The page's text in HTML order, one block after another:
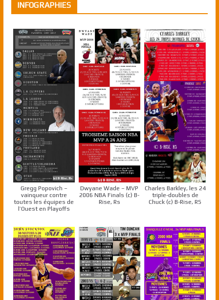
INFOGRAPHIES
Gregg Popovich –
vainqueur contre
toutes les équipes de
l’Ouest en Playoffs
Dwyane Wade – MVP
2006 NBA Finals (c) B-
Rise, Rs
Charles Barkley, les 24
triple-doubles de
Chuck (c) B-Rise, RS